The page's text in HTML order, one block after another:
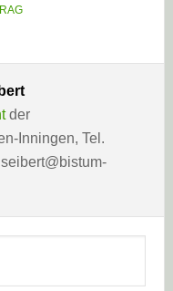
der
Inningen, Tel.